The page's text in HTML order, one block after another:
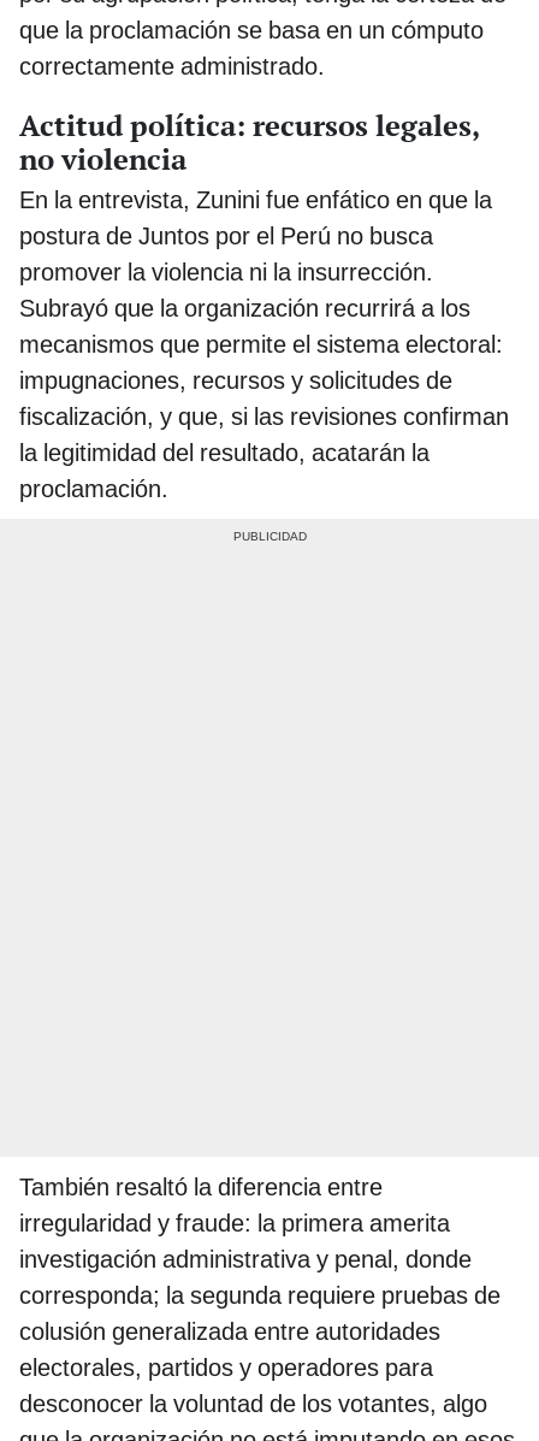
que la proclamación se basa en un cómputo
correctamente administrado.
Actitud política: recursos legales,
no violencia
En la entrevista, Zunini fue enfático en que la
postura de Juntos por el Perú no busca
promover la violencia ni la insurrección.
Subrayó que la organización recurrirá a los
mecanismos que permite el sistema electoral:
impugnaciones, recursos y solicitudes de
fiscalización, y que, si las revisiones confirman
la legitimidad del resultado, acatarán la
proclamación.
También resaltó la diferencia entre
irregularidad y fraude: la primera amerita
investigación administrativa y penal, donde
corresponda; la segunda requiere pruebas de
colusión generalizada entre autoridades
electorales, partidos y operadores para
desconocer la voluntad de los votantes, algo